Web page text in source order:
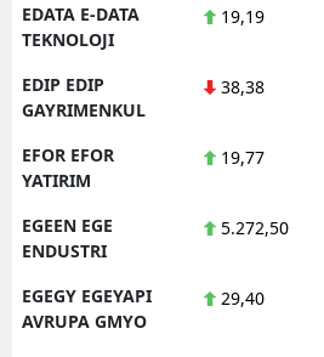
EDATA E-DATA
TEKNOLOJI
19,19
EDIP EDIP
GAYRIMENKUL
38,38
EFOR EFOR
YATIRIM
19,77
EGEEN EGE
ENDUSTRI
5.272,50
EGEGY EGEYAPI
AVRUPA GMYO
29,40